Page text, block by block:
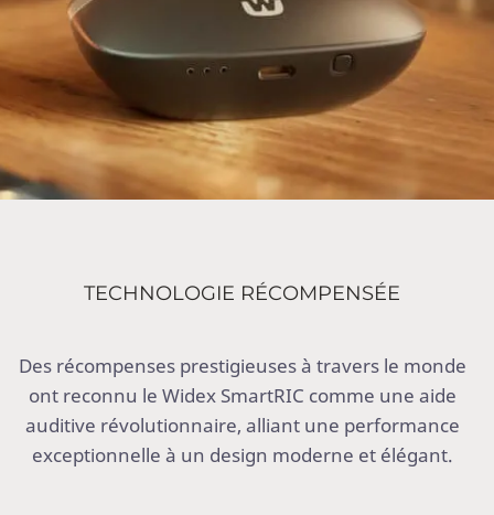
TECHNOLOGIE RÉCOMPENSÉE
Des récompenses prestigieuses à travers le monde
ont reconnu le Widex SmartRIC comme une aide
auditive révolutionnaire, alliant une performance
exceptionnelle à un design moderne et élégant.